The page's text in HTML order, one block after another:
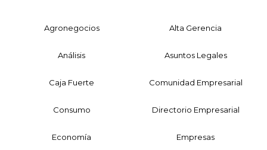
Agronegocios Alta Gerencia
Análisis Asuntos Legales
Caja Fuerte Comunidad Empresarial
Consumo Directorio Empresarial
Economía Empresas